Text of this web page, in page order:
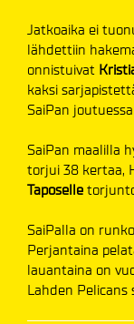
Jatkoaika ei
lähdettiin
onnistuivat
kaksi
SaiPan
SaiPan maalilla
torjui 38 kertaa,
Taposelle
SaiPalla on
Perjantaina
lauantaina on
Lahden Pelicans